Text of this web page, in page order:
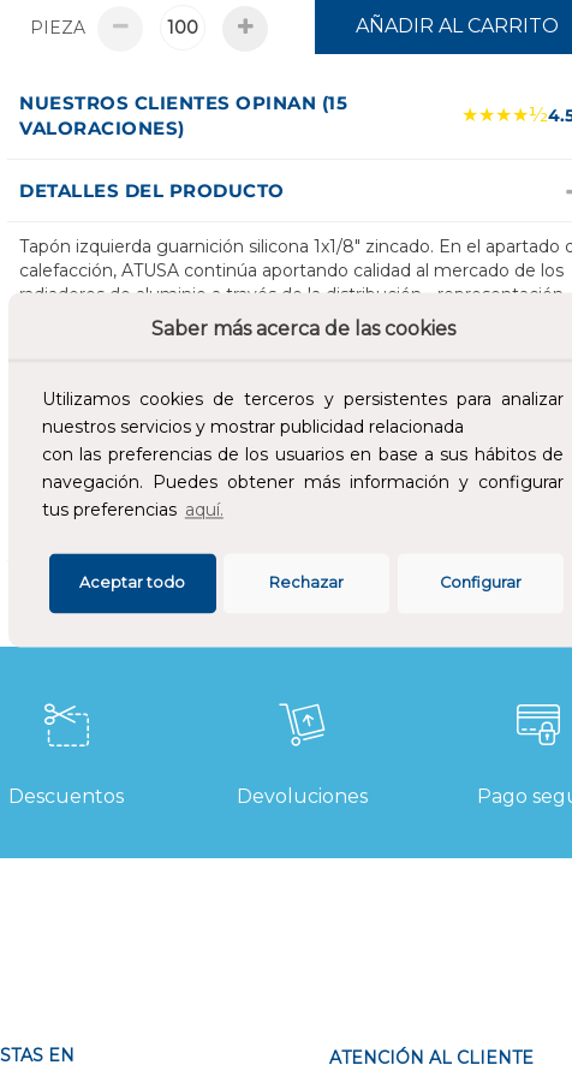
Saber más acerca de las cookies
Utilizamos cookies de terceros y persistentes para analizar
nuestros servicios y mostrar publicidad relacionada
con las preferencias de los usuarios en base a sus hábitos de
navegación. Puedes obtener más información y configurar
tus preferencias aquí.
Configurar
Rechazar
Aceptar todo
PIEZA AÑADIR AL CARRITO
NUESTROS CLIENTES OPINAN (15
VALORACIONES)
★★★★½
DETALLES DEL PRODUCTO
Tapón izquierda guarnición silicona 1x1/8" zincado. En el apartado
calefacción, ATUSA continúa aportando calidad al mercado de los
radiadores de aluminio a través de la distribución - representación
de la marca GLOBAL. Esta prestigiosa empresa italiana fabrica los
radiadores de aluminio fundido aplicando un elevado nivel de
Además de los emisores térmicos SYC, existen otros productos del
mundo de la calefacción como: radiadores toalleros, tapones,
soportes, florones, Purgador dees, y todo tipo de accesorios
vinculados.
Descuentos Devoluciones Pago
EN
ATENCIÓN AL CLIENTE